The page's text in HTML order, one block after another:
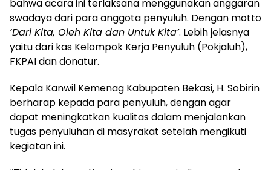
bahwa acara ini terlaksana menggunakan anggaran
swadaya dari para anggota penyuluh. Dengan motto
‘Dari Kita, Oleh Kita dan Untuk Kita’. Lebih jelasnya
yaitu dari kas Kelompok Kerja Penyuluh (Pokjaluh),
FKPAI dan donatur.
Kepala Kanwil Kemenag Kabupaten Bekasi, H. Sobirin
berharap kepada para penyuluh, dengan agar
dapat meningkatkan kualitas dalam menjalankan
tugas penyuluhan di masyrakat setelah mengikuti
kegiatan ini.